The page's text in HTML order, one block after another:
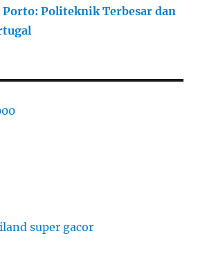
Politeknik Terbesar dan
super gacor